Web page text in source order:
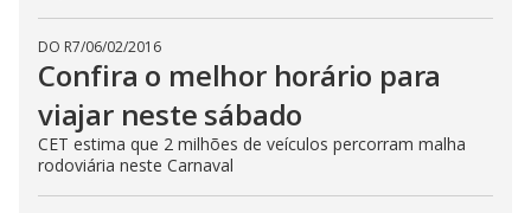
DO R7/06/02/2016
Confira o melhor horário para
viajar neste sábado
CET estima que 2 milhões de veículos percorram malha
rodoviária neste Carnaval